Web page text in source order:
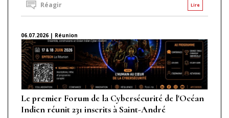
Lire
Réagir
06.07.2026 | Réunion
Le premier Forum de la Cybersécurité de l'Océan
Indien réunit 231 inscrits à Saint-André